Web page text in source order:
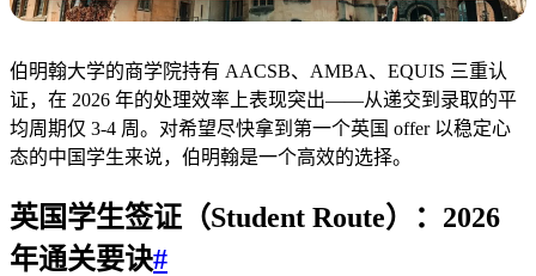
伯明翰大学的商学院持有 AACSB、AMBA、EQUIS 三重认
证，在 2026 年的处理效率上表现突出——从递交到录取的平
均周期仅 3-4 周。对希望尽快拿到第一个英国 offer 以稳定心
态的中国学生来说，伯明翰是一个高效的选择。
英国学生签证（Student Route）：2026
年通关要诀#